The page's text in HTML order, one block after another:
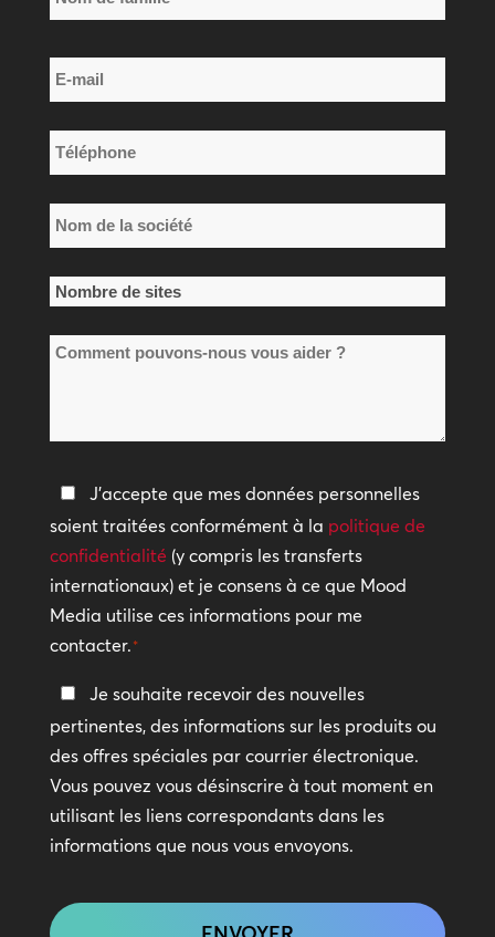
de
E-
mail
*
Téléphone
*
Nom
de
la
société
*
Nombre
sites
Comment
vous
Politique
de
confidentialité
*
J'accepte que mes données personnelles
soient traitées conformément à la politique de
confidentialité (y compris les transferts
internationaux) et je consens à ce que Mood
Media utilise ces informations pour me
contacter.*
Restez
en
contact
Je souhaite recevoir des nouvelles
pertinentes, des informations sur les produits ou
des offres spéciales par courrier électronique.
Vous pouvez vous désinscrire à tout moment en
utilisant les liens correspondants dans les
informations que nous vous envoyons.